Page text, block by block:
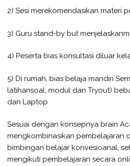
2) Sesi merekomendasikan materi
3) Guru stand-by but
4) Peserta bias konsultasi diluar
5) Di rumah, bias belaja mandiri
latihansoal, modul dan Tryout)
dan Laptop
Sesuai dengan konsepnya brain
mengkombinasikan pembelajaran
bimbingan belajar konvesioanal,
mengikuti pembelajaran secara